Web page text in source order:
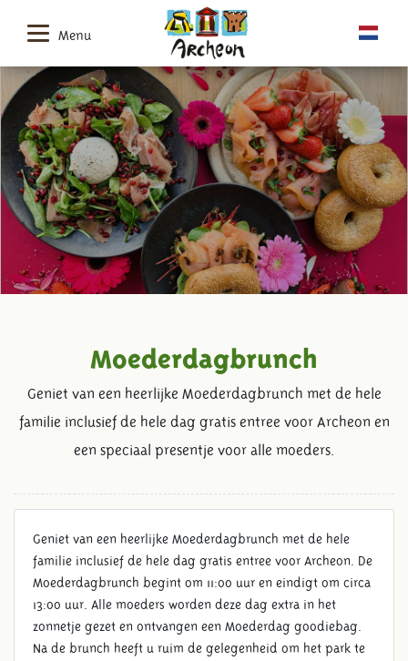
Menu
Moederdagbrunch
Geniet van een heerlijke Moederdagbrunch met de hele
familie inclusief de hele dag gratis entree voor Archeon en
een speciaal presentje voor alle moeders.
Geniet van een heerlijke Moederdagbrunch met de hele
familie inclusief de hele dag gratis entree voor Archeon. De
Moederdagbrunch begint om 11:00 uur en eindigt om circa
13:00 uur. Alle moeders worden deze dag extra in het
zonnetje gezet en ontvangen een Moederdag goodiebag.
Na de brunch heeft u ruim de gelegenheid om het park te